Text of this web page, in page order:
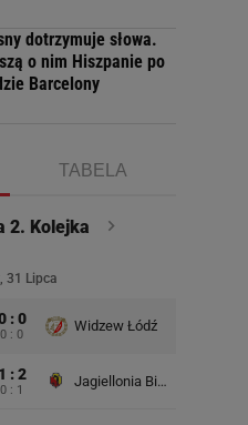
dotrzymuje słowa.
o nim Hiszpanie po
Barcelony
TABELA
2. Kolejka
31 Lipca
: 0
0 : 0
Widzew Łódź
1 : 2
0 : 1
Jagiellonia Białystok